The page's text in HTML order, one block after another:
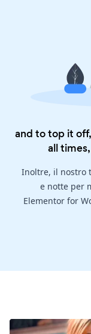
and to top it
all
Inoltre, il nostro
e notte per
Elementor for